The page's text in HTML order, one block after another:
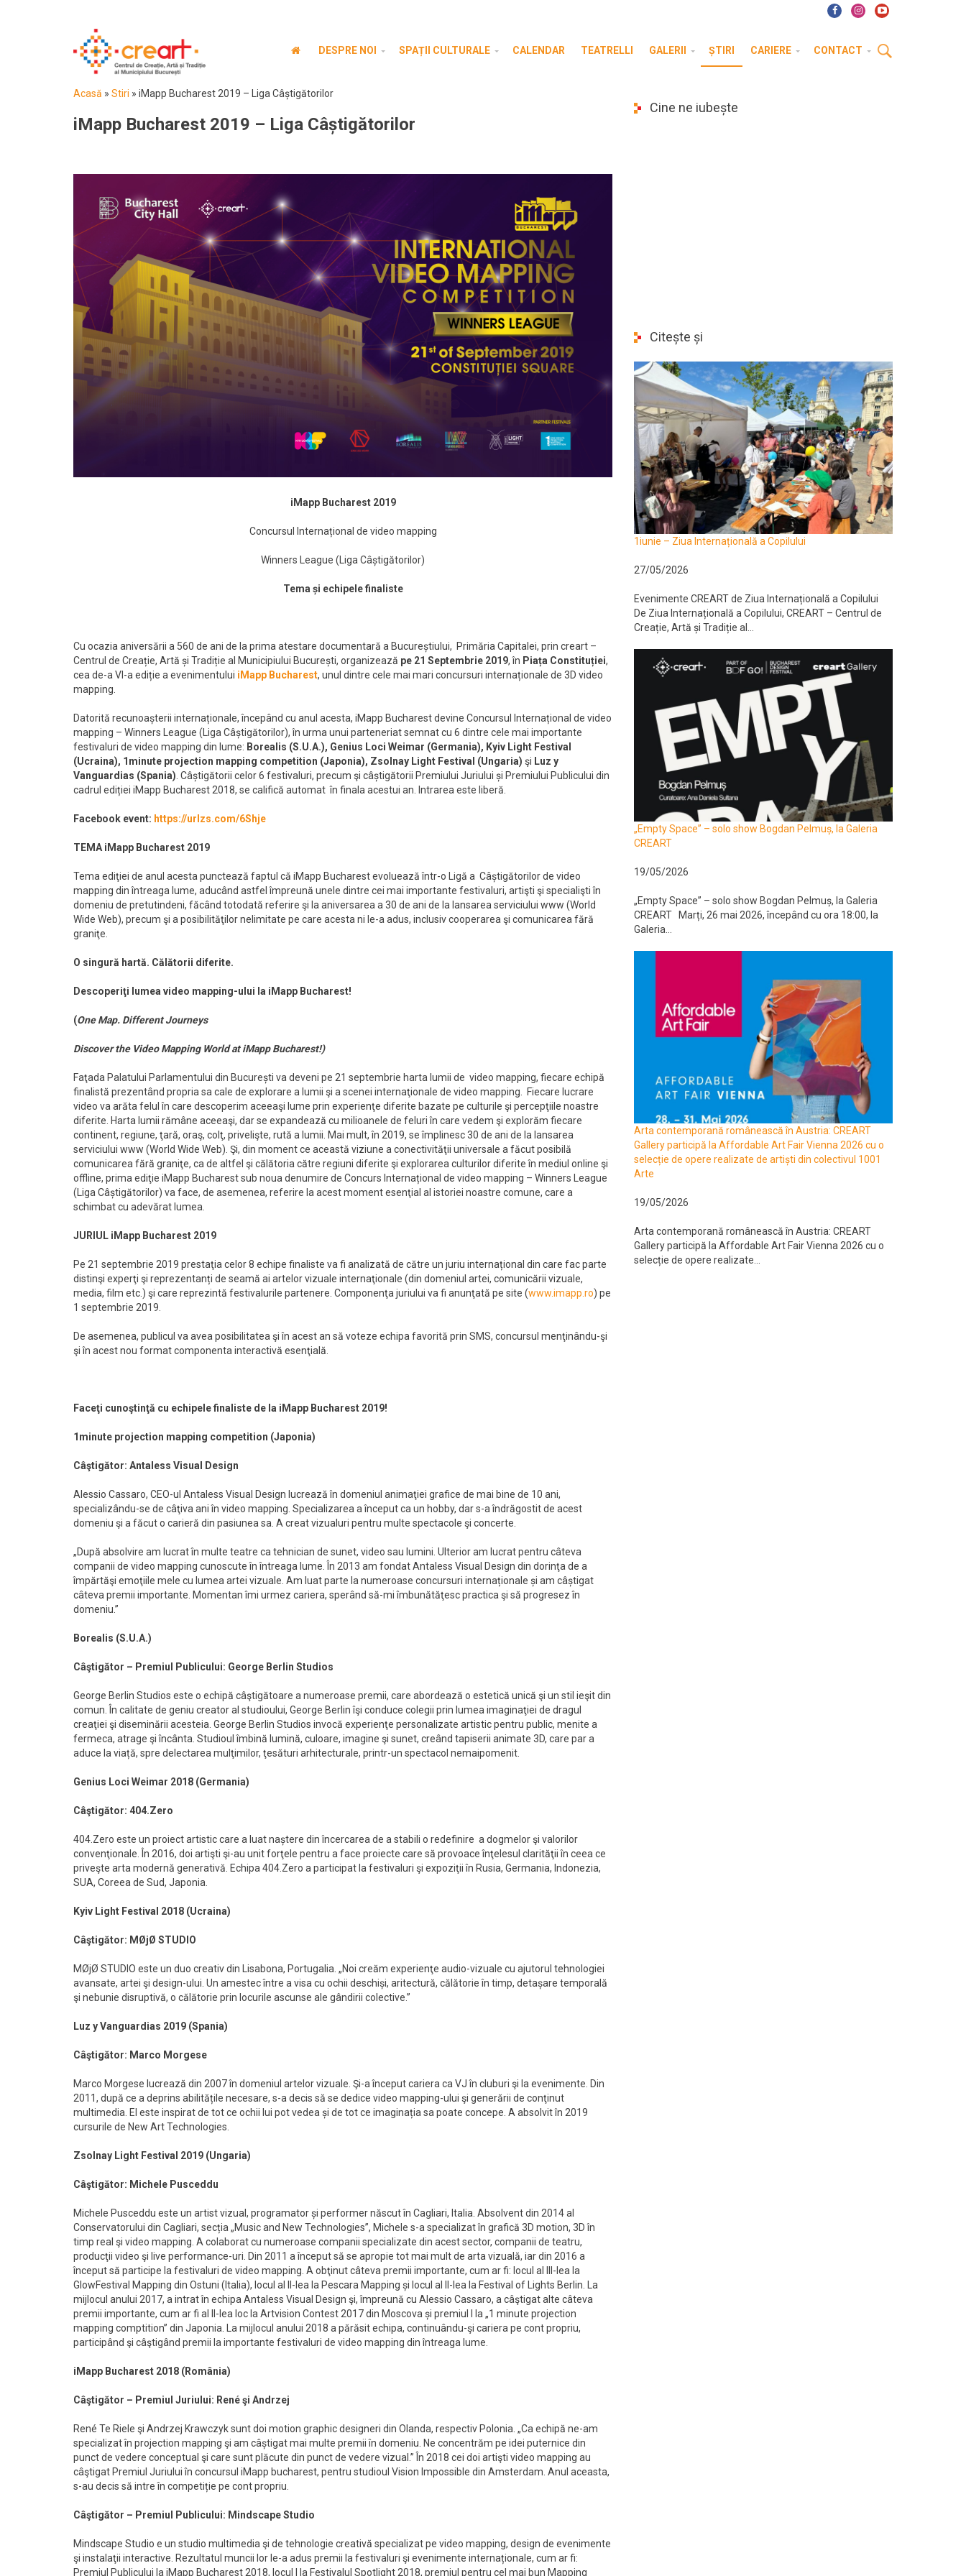
DESPRE NOI SPAȚII CULTURALE CALENDAR TEATRELLI GALERII ȘTIRI CARIERE CONTACT
Acasă » Stiri » iMapp Bucharest 2019 – Liga Câștigătorilor
iMapp Bucharest 2019 – Liga Câștigătorilor
iMapp Bucharest 2019
Concursul Internațional de video mapping
Winners League (Liga Câștigătorilor)
Tema și echipele finaliste
Cu ocazia aniversării a 560 de ani de la prima atestare documentară a Bucureștiului, Primăria Capitalei, prin creart –
Centrul de Creație, Artă și Tradiție al Municipiului București, organizează pe 21 Septembrie 2019, în Piața Constituției,
cea de-a VI-a ediție a evenimentului iMapp Bucharest, unul dintre cele mai mari concursuri internaționale de 3D video
mapping.
Datorită recunoașterii internaționale, începând cu anul acesta, iMapp Bucharest devine Concursul Internațional de video
mapping – Winners League (Liga Câștigătorilor), în urma unui parteneriat semnat cu 6 dintre cele mai importante
festivaluri de video mapping din lume: Borealis (S.U.A.), Genius Loci Weimar (Germania), Kyiv Light Festival
(Ucraina), 1minute projection mapping competition (Japonia), Zsolnay Light Festival (Ungaria) şi Luz y
Vanguardias (Spania) . Câștigătorii celor 6 festivaluri, precum şi câștigătorii Premiului Juriului și Premiului Publicului din
cadrul ediției iMapp Bucharest 2018, se califică automat în finala acestui an. Intrarea este liberă.
Facebook event: https://urlzs.com/6Shje
TEMA iMapp Bucharest 2019
Tema ediţiei de anul acesta punctează faptul că iMapp Bucharest evoluează într-o Ligă a Câștigătorilor de video
mapping din întreaga lume, aducând astfel împreună unele dintre cei mai importante festivaluri, artişti şi specialişti în
domeniu de pretutindeni, făcând totodată referire şi la aniversarea a 30 de ani de la lansarea serviciului www (World
Wide Web), precum şi a posibilităţilor nelimitate pe care acesta ni le-a adus, inclusiv cooperarea şi comunicarea fără
graniţe.
O singură hartă. Călătorii diferite.
Descoperiţi lumea video mapping-ului la iMapp Bucharest!
(One Map. Different Journeys
Discover the Video Mapping World at iMapp Bucharest!)
Faţada Palatului Parlamentului din București va deveni pe 21 septembrie harta lumii de video mapping, fiecare echipă
finalistă prezentând propria sa cale de explorare a lumii şi a scenei internaţionale de video mapping. Fiecare lucrare
video va arăta felul în care descoperim aceeaşi lume prin experienţe diferite bazate pe culturile şi percepţiile noastre
diferite. Harta lumii rămâne aceeaşi, dar se expandează cu milioanele de feluri în care vedem şi explorăm fiecare
continent, regiune, ţară, oraş, colţ, privelişte, rută a lumii. Mai mult, în 2019, se împlinesc 30 de ani de la lansarea
serviciului www (World Wide Web). Şi, din moment ce această viziune a conectivităţii universale a făcut posibilă
comunicarea fără graniţe, ca de altfel şi călătoria către regiuni diferite şi explorarea culturilor diferite în mediul online şi
offline, prima ediţie iMapp Bucharest sub noua denumire de Concurs Internațional de video mapping – Winners League
(Liga Câștigătorilor) va face, de asemenea, referire la acest moment esenţial al istoriei noastre comune, care a
schimbat cu adevărat lumea.
JURIUL iMapp Bucharest 2019
Pe 21 septembrie 2019 prestaţia celor 8 echipe finaliste va fi analizată de către un juriu internațional din care fac parte
distinşi experţi şi reprezentanți de seamă ai artelor vizuale internaţionale (din domeniul artei, comunicării vizuale,
media, film etc.) şi care reprezintă festivalurile partenere. Componenţa juriului va fi anunţată pe site (www.imapp.ro) pe
1 septembrie 2019.
De asemenea, publicul va avea posibilitatea şi în acest an să voteze echipa favorită prin SMS, concursul menţinându-şi
şi în acest nou format componenta interactivă esenţială.
Faceţi cunoştinţă cu echipele finaliste de la iMapp Bucharest 2019!
1minute projection mapping competition (Japonia)
Câştigător: Antaless Visual Design
Alessio Cassaro, CEO-ul Antaless Visual Design lucrează în domeniul animaţiei grafice de mai bine de 10 ani,
specializându-se de câţiva ani în video mapping. Specializarea a început ca un hobby, dar s-a îndrăgostit de acest
domeniu şi a făcut o carieră din pasiunea sa. A creat vizualuri pentru multe spectacole şi concerte.
„După absolvire am lucrat în multe teatre ca tehnician de sunet, video sau lumini. Ulterior am lucrat pentru câteva
companii de video mapping cunoscute în întreaga lume. În 2013 am fondat Antaless Visual Design din dorinţa de a
împărtăşi emoţiile mele cu lumea artei vizuale. Am luat parte la numeroase concursuri internaționale și am câștigat
câteva premii importante. Momentan îmi urmez cariera, sperând să-mi îmbunătăţesc practica şi să progresez în
domeniu.”
Borealis (S.U.A.)
Câştigător – Premiul Publicului: George Berlin Studios
George Berlin Studios este o echipă câştigătoare a numeroase premii, care abordează o estetică unică şi un stil ieşit din
comun. În calitate de geniu creator al studioului, George Berlin îşi conduce colegii prin lumea imaginaţiei de dragul
creaţiei şi diseminării acesteia. George Berlin Studios invocă experienţe personalizate artistic pentru public, menite a
fermeca, atrage şi încânta. Studioul îmbină lumină, culoare, imagine şi sunet, creând tapiserii animate 3D, care par a
aduce la viață, spre delectarea mulţimilor, ţesături arhitecturale, printr-un spectacol nemaipomenit.
Genius Loci Weimar 2018 (Germania)
Câştigător: 404.Zero
404.Zero este un proiect artistic care a luat naștere din încercarea de a stabili o redefinire a dogmelor şi valorilor
convenţionale. În 2016, doi artişti şi-au unit forţele pentru a face proiecte care să provoace înţelesul clarităţii în ceea ce
priveşte arta modernă generativă. Echipa 404.Zero a participat la festivaluri şi expoziţii în Rusia, Germania, Indonezia,
SUA, Coreea de Sud, Japonia.
Kyiv Light Festival 2018 (Ucraina)
Câştigător: MØjØ STUDIO
MØjØ STUDIO este un duo creativ din Lisabona, Portugalia. „Noi creăm experienţe audio-vizuale cu ajutorul tehnologiei
avansate, artei şi design-ului. Un amestec între a visa cu ochii deschiși, aritectură, călătorie în timp, detașare temporală
şi nebunie disruptivă, o călătorie prin locurile ascunse ale gândirii colective.”
Luz y Vanguardias 2019 (Spania)
Câştigător: Marco Morgese
Marco Morgese lucrează din 2007 în domeniul artelor vizuale. Şi-a început cariera ca VJ în cluburi şi la evenimente. Din
2011, după ce a deprins abilitățile necesare, s-a decis să se dedice video mapping-ului şi generării de conţinut
multimedia. El este inspirat de tot ce ochii lui pot vedea și de tot ce imaginația sa poate concepe. A absolvit în 2019
cursurile de New Art Technologies.
Zsolnay Light Festival 2019 (Ungaria)
Câştigător: Michele Pusceddu
Michele Pusceddu este un artist vizual, programator și performer născut în Cagliari, Italia. Absolvent din 2014 al
Conservatorului din Cagliari, secția „Music and New Technologies”, Michele s-a specializat în grafică 3D motion, 3D în
timp real şi video mapping. A colaborat cu numeroase companii specializate din acest sector, companii de teatru,
producţii video şi live performance-uri. Din 2011 a început să se apropie tot mai mult de arta vizuală, iar din 2016 a
început să participe la festivaluri de video mapping. A obţinut câteva premii importante, cum ar fi: locul al III-lea la
GlowFestival Mapping din Ostuni (Italia), locul al II-lea la Pescara Mapping și locul al II-lea la Festival of Lights Berlin. La
mijlocul anului 2017, a intrat în echipa Antaless Visual Design şi, împreună cu Alessio Cassaro, a câştigat alte câteva
premii importante, cum ar fi al II-lea loc la Artvision Contest 2017 din Moscova și premiul I la „1 minute projection
mapping comptition” din Japonia. La mijlocul anului 2018 a părăsit echipa, continuându-şi cariera pe cont propriu,
participând şi câştigând premii la importante festivaluri de video mapping din întreaga lume.
iMapp Bucharest 2018 (România)
Câştigător – Premiul Juriului: René şi Andrzej
René Te Riele şi Andrzej Krawczyk sunt doi motion graphic designeri din Olanda, respectiv Polonia. „Ca echipă ne-am
specializat în projection mapping şi am câștigat mai multe premii în domeniu. Ne concentrăm pe idei puternice din
punct de vedere conceptual şi care sunt plăcute din punct de vedere vizual.” În 2018 cei doi artişti video mapping au
câştigat Premiul Juriului în concursul iMapp bucharest, pentru studioul Vision Impossible din Amsterdam. Anul aceasta,
s-au decis să intre în competiție pe cont propriu.
Câştigător – Premiul Publicului: Mindscape Studio
Mindscape Studio e un studio multimedia şi de tehnologie creativă specializat pe video mapping, design de evenimente
şi instalaţii interactive. Rezultatul muncii lor le-a adus premii la festivaluri şi evenimente internaționale, cum ar fi:
Premiul Publicului la iMapp Bucharest 2018, locul I la Festivalul Spotlight 2018, premiul pentru cel mai bun Mapping
Cine ne iubește
Citește și
1iunie – Ziua Internațională a Copilului
27/05/2026
Evenimente CREART de Ziua Internațională a Copilului
De Ziua Internațională a Copilului, CREART – Centrul de
Creație, Artă și Tradiție al...
„Empty Space” – solo show Bogdan Pelmuș, la Galeria
CREART
19/05/2026
„Empty Space” – solo show Bogdan Pelmuș, la Galeria
CREART Marți, 26 mai 2026, începând cu ora 18:00, la
Galeria...
Arta contemporană românească în Austria: CREART
Gallery participă la Affordable Art Fair Vienna 2026 cu o
selecție de opere realizate de artiști din colectivul 1001
Arte
19/05/2026
Arta contemporană românească în Austria: CREART
Gallery participă la Affordable Art Fair Vienna 2026 cu o
selecție de opere realizate...